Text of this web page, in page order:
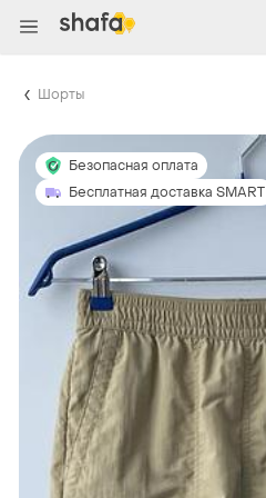
Шорты
Безопасная оплата
Бесплатная доставка SMART